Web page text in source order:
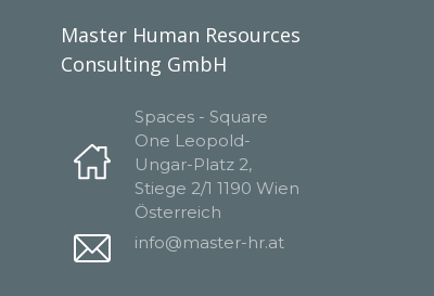
Master Human Resources
Consulting GmbH
Spaces - Square
One Leopold-
Ungar-Platz 2,
Stiege 2/1 1190 Wien
Österreich
info@master-hr.at